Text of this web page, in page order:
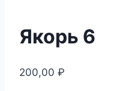
Якорь 6
200,00 ₽